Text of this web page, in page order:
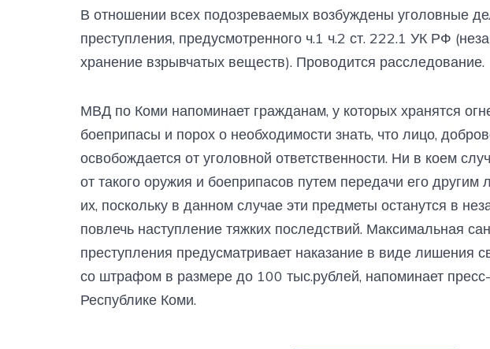
В отношении всех подозреваемых возбуждены уголовные
преступления, предусмотренного ч.1 ч.2 ст. 222.1 УК РФ
хранение взрывчатых веществ). Проводится расследование.
МВД по Коми напоминает гражданам, у которых хранятся
боеприпасы и порох о необходимости знать, что лицо,
освобождается от уголовной ответственности. Ни в коем
от такого оружия и боеприпасов путем передачи его
их, поскольку в данном случае эти предметы останутся в
повлечь наступление тяжких последствий. Максимальная
преступления предусматривает наказание в виде лишения
со штрафом в размере до 100 тыс.рублей, напоминает
Республике Коми.